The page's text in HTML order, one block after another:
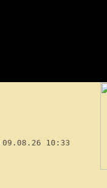
09.08.26 10:33